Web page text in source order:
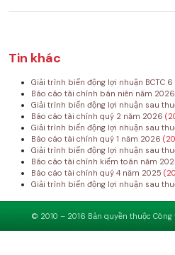
Tin khác
Giải trình biến động lợi nhuận BCTC
Báo cáo tài chính bán niên năm
Giải trình biến động lợi nhuận sau
Báo cáo tài chính quý 2 năm 2026
Giải trình biến động lợi nhuận sau
Báo cáo tài chính quý 1 năm 2026
Giải trình biến động lợi nhuận sau
Báo cáo tài chính kiểm toán năm
Báo cáo tài chính quý 4 năm 2025
Giải trình biến động lợi nhuận sau
© 2010 – 2016 Bản quyền thuộc